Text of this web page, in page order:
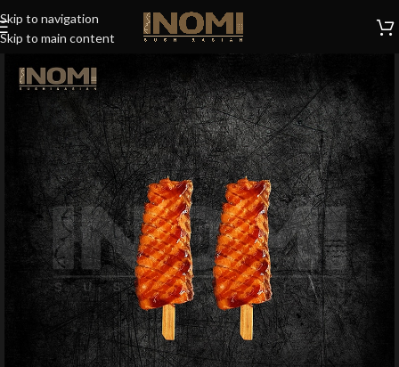
Skip to navigation
Skip to main content